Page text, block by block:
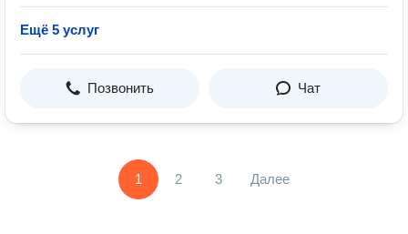
Ещё 5 услуг
Позвонить Чат
1 2 3 Далее